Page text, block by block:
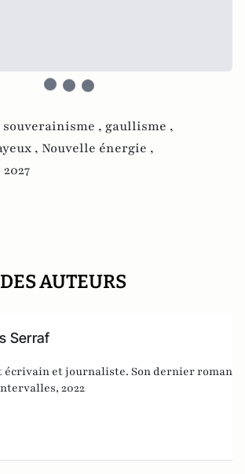
souverainisme , gaullisme ,
, Nouvelle énergie ,
AUTEURS
Serraf
écrivain et journaliste. Son dernier roman
2022